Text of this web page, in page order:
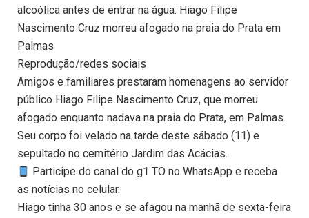
alcoólica antes de entrar na água. Hiago Filipe
Nascimento Cruz morreu afogado na praia do Prata em
Palmas
Reprodução/redes sociais
Amigos e familiares prestaram homenagens ao servidor
público Hiago Filipe Nascimento Cruz, que morreu
afogado enquanto nadava na praia do Prata, em Palmas.
Seu corpo foi velado na tarde deste sábado (11) e
sepultado no cemitério Jardim das Acácias.
Participe do canal do g1 TO no WhatsApp e receba
as notícias no celular.
Hiago tinha 30 anos e se afagou na manhã de sexta-feira